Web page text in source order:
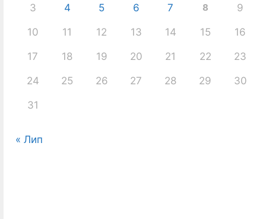
3 4 5 6 7 8 9
10 11 12 13 14 15 16
17 18 19 20 21 22 23
24 25 26 27 28 29 30
31
« Лип